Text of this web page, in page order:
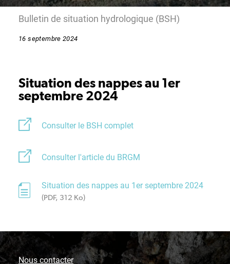
Bulletin de situation hydrologique (BSH)
16 septembre 2024
Situation des nappes au 1er
septembre 2024
Consulter le BSH complet
Consulter l'article du BRGM
Situation des nappes au 1er septembre 2024
(PDF, 312 Ko)
Nous contacter